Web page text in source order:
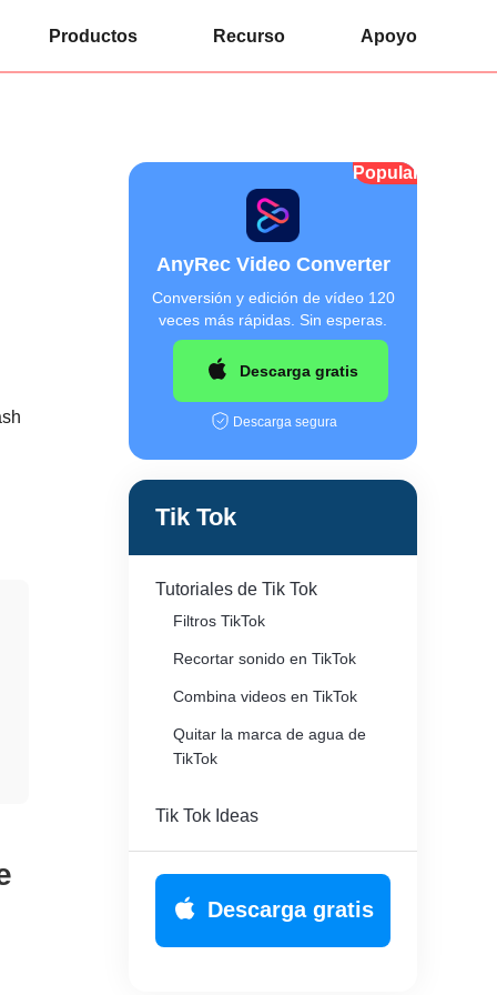
Productos Recurso Apoyo
Popular
AnyRec Video Converter
Conversión y edición de vídeo 120
veces más rápidas. Sin esperas.
Descarga gratis
Descarga segura
Tik Tok
Tutoriales de Tik Tok
Filtros TikTok
Recortar sonido en TikTok
Combina videos en TikTok
Quitar la marca de agua de
TikTok
TikTok
Audio de video inverso en
TikTok
Tik Tok Ideas
Descarga gratis